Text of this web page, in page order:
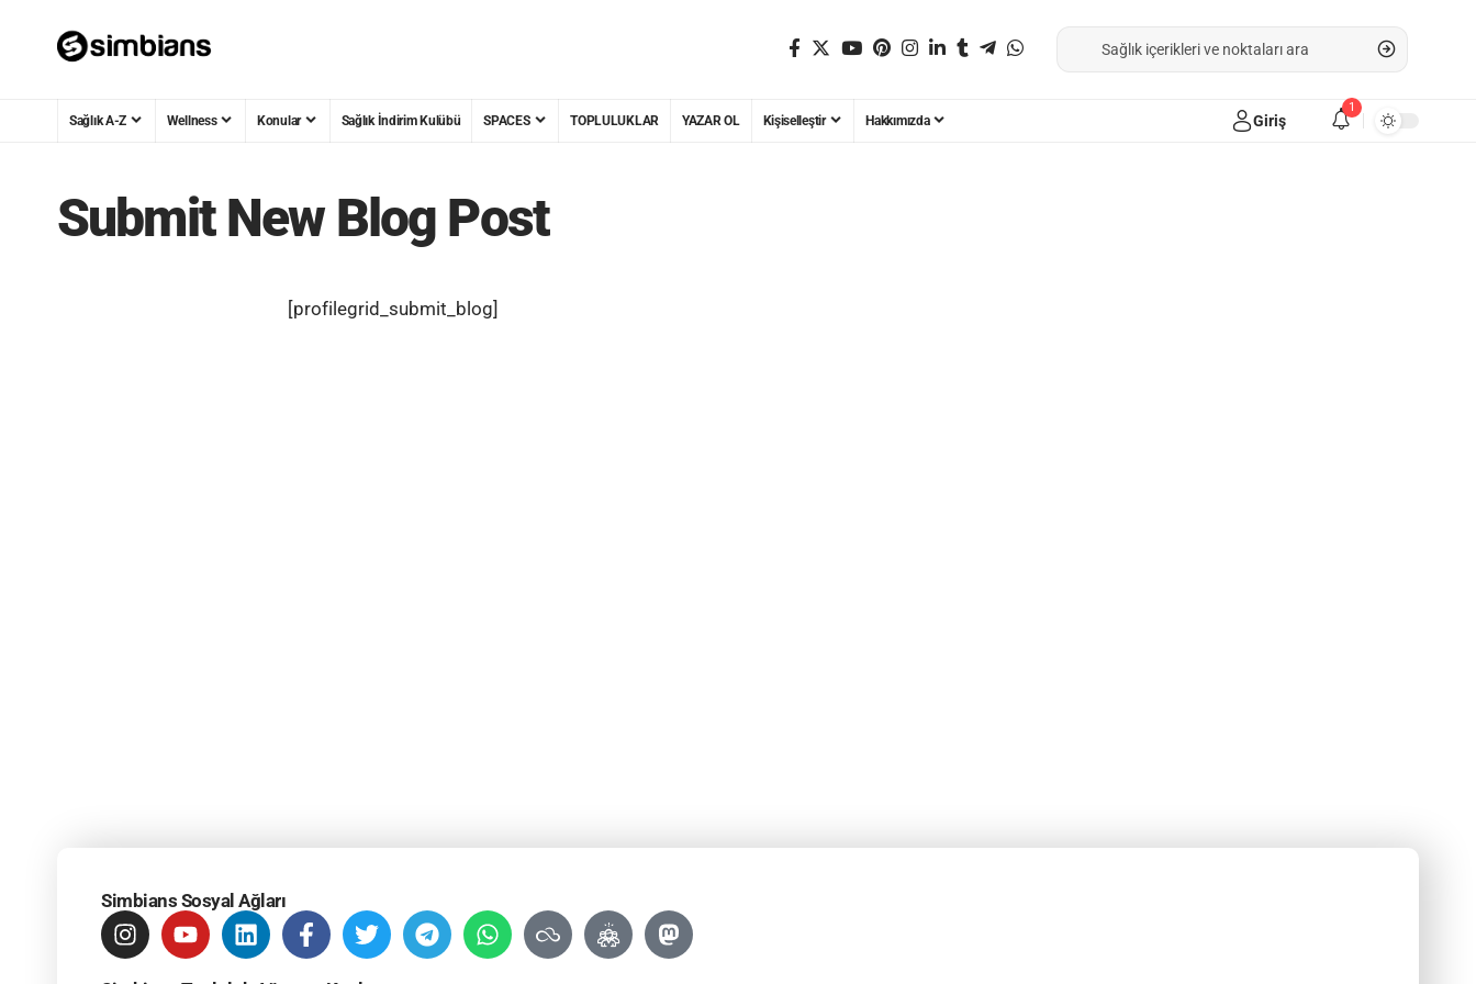
Sağlık A-Z Wellness Konular Sağlık İndirim Kulübü SPACES TOPLULUKLAR YAZAR OL Kişiselleştir Hakkımızda Giriş
1
Submit New Blog Post
[profilegrid_submit_blog]
Simbians Sosyal Ağları